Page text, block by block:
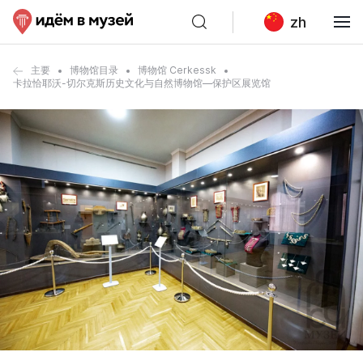
zh
主要 博物馆目录
博物馆 Cerkessk
卡拉恰耶沃-切尔克斯历史文化与自然博物馆—保护区展览馆